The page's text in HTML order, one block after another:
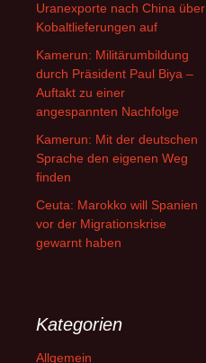
Uranexporte nach China über
Kobaltlieferungen auf
Kamerun: Militärumbildung
durch Präsident Paul Biya –
Auftakt zu einer
angespannten Nachfolge
Kamerun: Mit der deutschen
Sprache den eigenen Weg
finden
Ceuta: Marokko will Spanien
vor der Migrationskrise
gewarnt haben
Kategorien
Allgemein